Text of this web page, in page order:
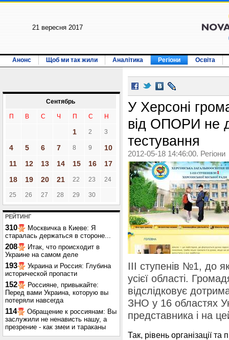
21 вересня 2017
Анонс Щоб ми так жили Аналітика Регіони Освіта
Сентябрь
П В С Ч П С Н
1 2 3
4 5 6 7 8 9
10
11
12 13 14 15 16
17
18
19 20 21 22 23 24
25 26 27 28 29 30
РЕЙТИНГ
310
Москвичка в Киеве: Я
старалась держаться в стороне...
208
Итак, что происходит в
Украине на самом деле
193
Украина и Россия: Глубина
исторической пропасти
152
Россияне, привыкайте:
Перед вами Украина, которую вы
потеряли навсегда
114
Обращение к россиянам: Вы
заслужили не ненависть нашу, а
презрение - как змеи и тараканы
У Херсоні
від ОПОРИ не
тестування
2012-05-18 14:46:00. Регіони
ІІІ ступенів №1, до
усієї області.
відслідковує
ЗНО у 16 областях
представника і на
Так, рівень організації